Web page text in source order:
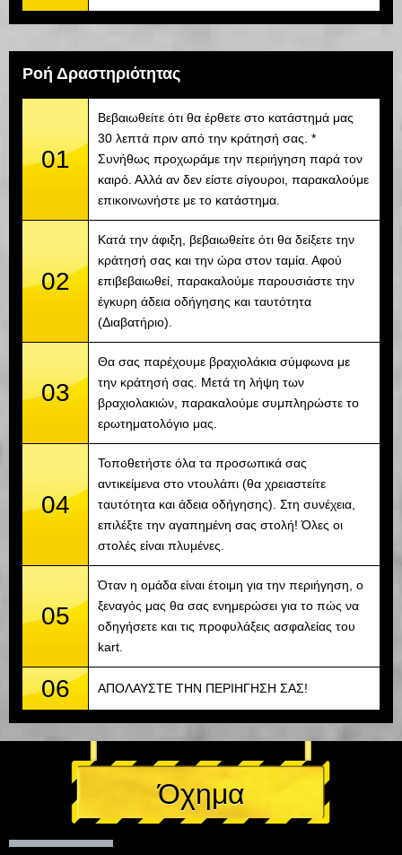
Ροή Δραστηριότητας
01
Βεβαιωθείτε ότι θα έρθετε στο κατάστημά μας
30 λεπτά πριν από την κράτησή σας. *
Συνήθως προχωράμε την περιήγηση παρά τον
καιρό. Αλλά αν δεν είστε σίγουροι, παρακαλούμε
επικοινωνήστε με το κατάστημα.
02
Κατά την άφιξη, βεβαιωθείτε ότι θα δείξετε την
κράτησή σας και την ώρα στον ταμία. Αφού
επιβεβαιωθεί, παρακαλούμε παρουσιάστε την
έγκυρη άδεια οδήγησης και ταυτότητα
(Διαβατήριο).
03
Θα σας παρέχουμε βραχιολάκια σύμφωνα με
την κράτησή σας. Μετά τη λήψη των
βραχιολακιών, παρακαλούμε συμπληρώστε το
ερωτηματολόγιο μας.
04
Τοποθετήστε όλα τα προσωπικά σας
αντικείμενα στο ντουλάπι (θα χρειαστείτε
ταυτότητα και άδεια οδήγησης). Στη συνέχεια,
επιλέξτε την αγαπημένη σας στολή! Όλες οι
στολές είναι πλυμένες.
05
Όταν η ομάδα είναι έτοιμη για την περιήγηση, ο
ξεναγός μας θα σας ενημερώσει για το πώς να
οδηγήσετε και τις προφυλάξεις ασφαλείας του
kart.
06 ΑΠΟΛΑΥΣΤΕ ΤΗΝ ΠΕΡΙΗΓΗΣΗ ΣΑΣ!
Όχημα